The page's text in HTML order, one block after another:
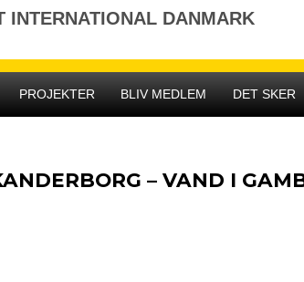
INTERNATIONAL DANMARK
PROJEKTER BLIV MEDLEM DET SKER
– VAND I